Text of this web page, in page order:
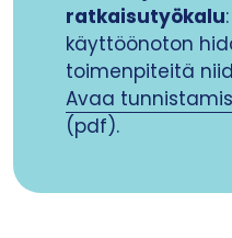
ratkaisutyökalu
käyttöönoton
toimenpiteitä
Avaa
(pdf).